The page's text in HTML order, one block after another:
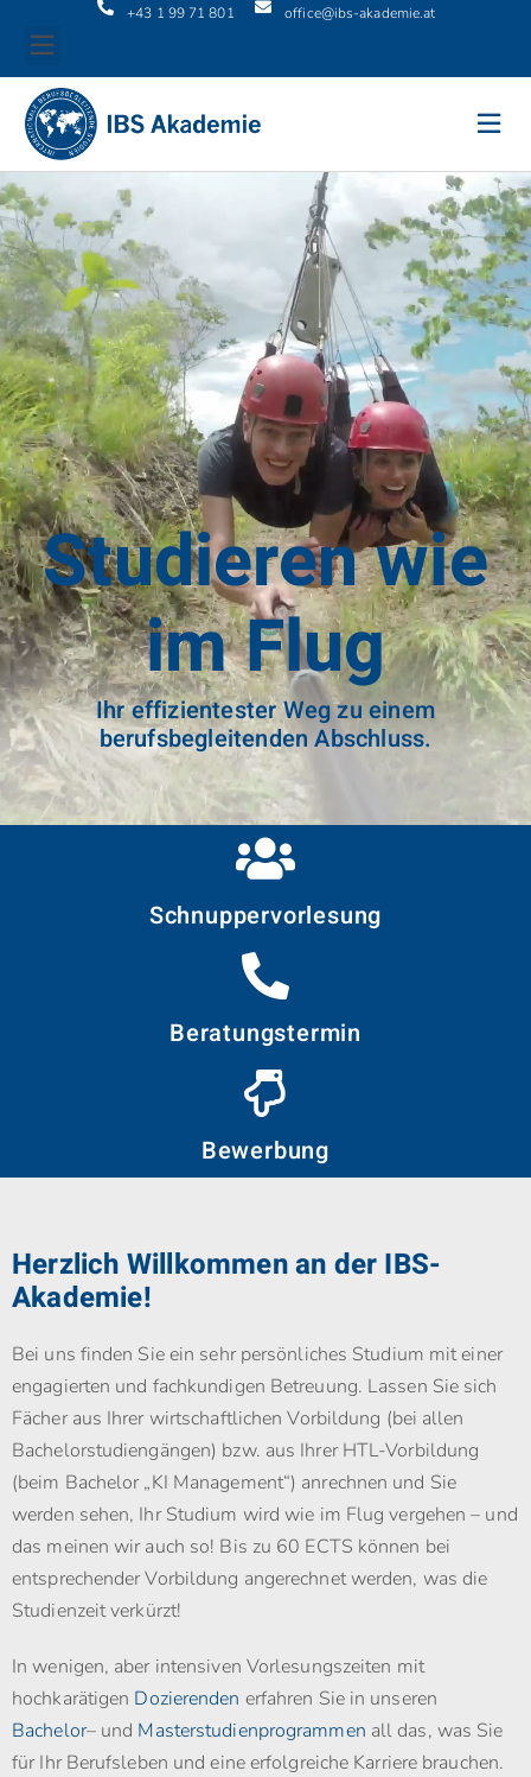
+43 1 99 71 801 office@ibs-akademie.at
Studieren wie
im Flug
Ihr effizientester Weg zu einem
berufsbegleitenden Abschluss.
Schnupper­vorlesung
Beratungstermin
Bewerbung
Herzlich Willkommen an der IBS-
Akademie!
Bei uns finden Sie ein sehr persönliches Studium mit einer
engagierten und fachkundigen Betreuung. Lassen Sie sich
Fächer aus Ihrer wirtschaftlichen Vorbildung (bei allen
Bachelorstudiengängen) bzw. aus Ihrer HTL-Vorbildung
(beim Bachelor „KI Management“) anrechnen und Sie
werden sehen, Ihr Studium wird wie im Flug vergehen – und
das meinen wir auch so! Bis zu 60 ECTS können bei
entsprechender Vorbildung angerechnet werden, was die
Studienzeit verkürzt!
In wenigen, aber intensiven Vorlesungszeiten mit
hochkarätigen Dozierenden erfahren Sie in unseren
Bachelor– und Masterstudienprogrammen all das, was Sie
für Ihr Berufsleben und eine erfolgreiche Karriere brauchen.